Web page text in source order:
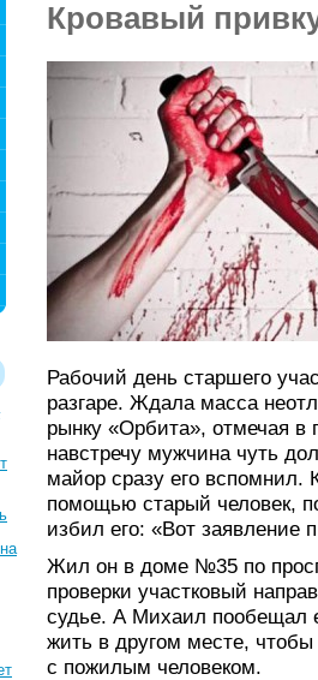
Кровавый
Рабочий день старшего
разгаре. Ждала масса
рынку «Орбита», отмечая
навстречу мужчина чуть
майор сразу его вспомнил.
помощью старый человек,
избил его: «Вот заявление
Жил он в доме №35 по
проверки участковый
судье. А Михаил пообещал
жить в другом месте,
с пожилым человеком.